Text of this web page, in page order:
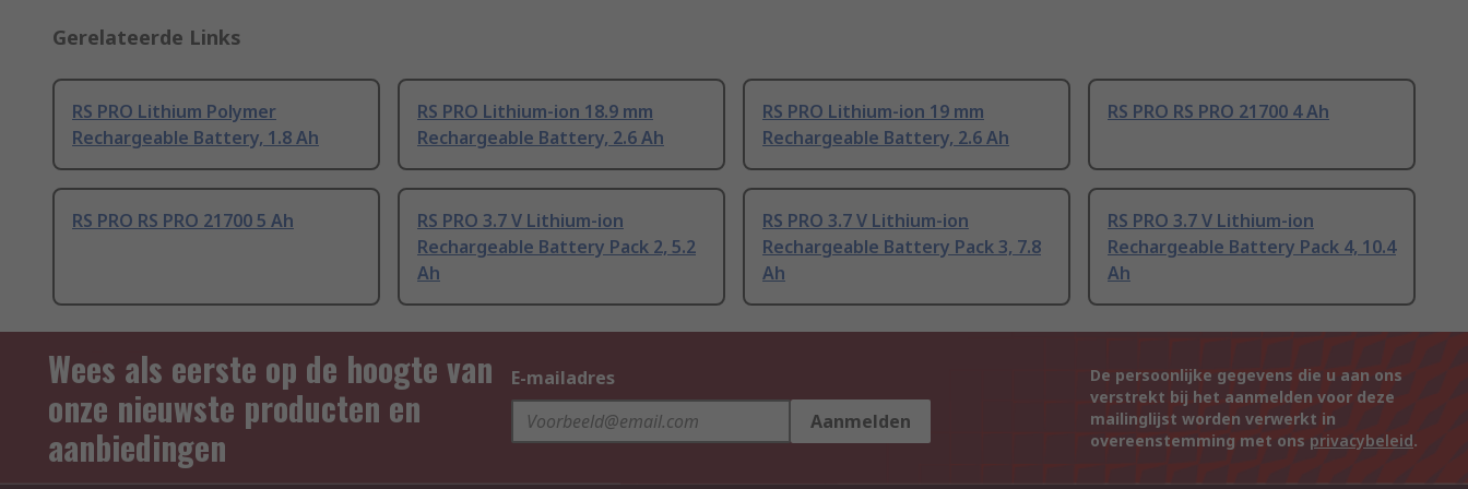
Gerelateerde Links
RS PRO Lithium Polymer
Rechargeable Battery, 1.8 Ah
RS PRO Lithium-ion 18.9 mm
Rechargeable Battery, 2.6 Ah
RS PRO Lithium-ion 19 mm
Rechargeable Battery, 2.6 Ah
RS PRO RS PRO 21700 4 Ah
RS PRO RS PRO 21700 5 Ah
RS PRO 3.7 V Lithium-ion
Rechargeable Battery Pack 2, 5.2
Ah
RS PRO 3.7 V Lithium-ion
Rechargeable Battery Pack 3, 7.8
Ah
RS PRO 3.7 V Lithium-ion
Rechargeable Battery Pack 4, 10.4
Ah
Wees als eerste op de hoogte van
onze nieuwste producten en
aanbiedingen
E-mailadres
Aanmelden
De persoonlijke gegevens die u aan ons
verstrekt bij het aanmelden voor deze
mailinglijst worden verwerkt in
overeenstemming met ons privacybeleid.